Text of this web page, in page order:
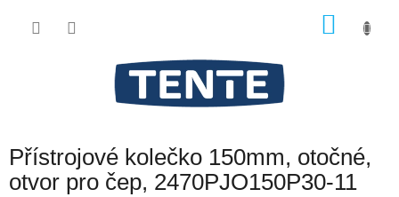
Přístrojové kolečko 150mm, otočné,
otvor pro čep, 2470PJO150P30-11